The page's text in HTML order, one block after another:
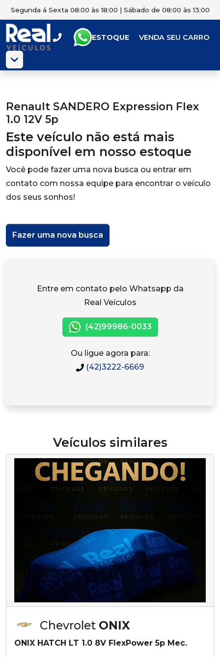
Segunda á Sexta 08:00 às 18:00 | Sábado de 08:00 às 13:00
ESTOQUE VENDA SEU CARRO
Renault SANDERO Expression Flex
1.0 12V 5p
Este veículo não está mais
disponível em nosso estoque
Você pode fazer uma nova busca ou entrar em
contato com nossa equipe para encontrar o veículo
dos seus sonhos!
Fazer uma nova busca
Entre em contato pelo Whatsapp da
Real Veículos
(42)99986-0033
Ou ligue agora para:
(42)3222-6669
Veículos similares
Chevrolet ONIX
ONIX HATCH LT 1.0 8V FlexPower 5p Mec.